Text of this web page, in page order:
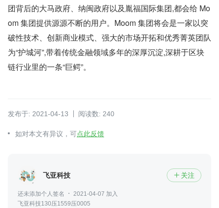
团背后的大马政府、纳闽政府以及胤福国际集团,都会给 Mo
om 集团提供源源不断的用户。Moom 集团将会是一家以突
破性技术、创新商业模式、强大的市场开拓和优秀菁英团队
为“护城河”,带着传统金融领域多年的深厚沉淀,深耕于区块
链行业里的一条“巨鳄”。
发布于: 2021-04-13 阅读数: 240
如对本文有异议，可点此反馈
飞亚科技  关注
还未添加个人签名
2021-04-07 加入
飞亚科技130压1559压0005